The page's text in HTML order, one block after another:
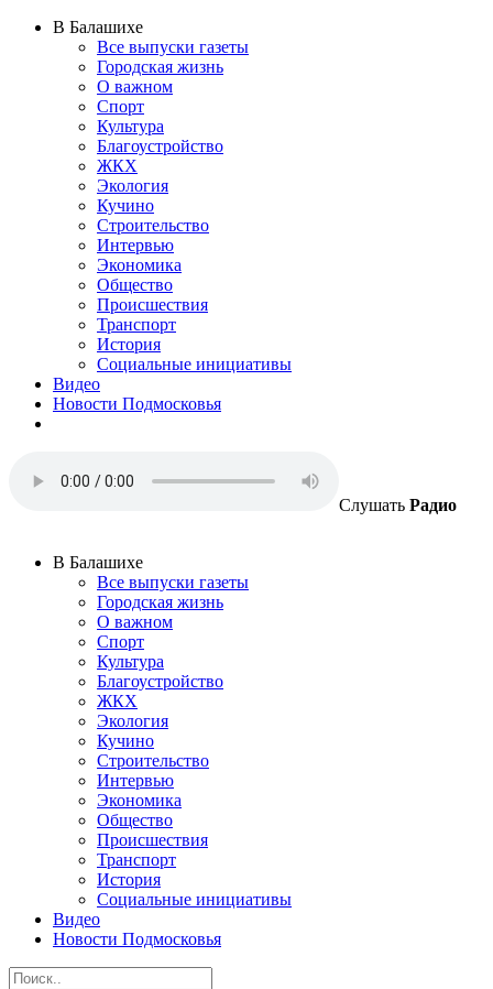
В Балашихе
Все выпуски газеты
Городская жизнь
О важном
Спорт
Культура
Благоустройство
ЖКХ
Экология
Кучино
Строительство
Интервью
Экономика
Общество
Происшествия
Транспорт
История
Социальные инициативы
Видео
Новости Подмосковья
Слушать Радио
В Балашихе
Все выпуски газеты
Городская жизнь
О важном
Спорт
Культура
Благоустройство
ЖКХ
Экология
Кучино
Строительство
Интервью
Экономика
Общество
Происшествия
Транспорт
История
Социальные инициативы
Видео
Новости Подмосковья